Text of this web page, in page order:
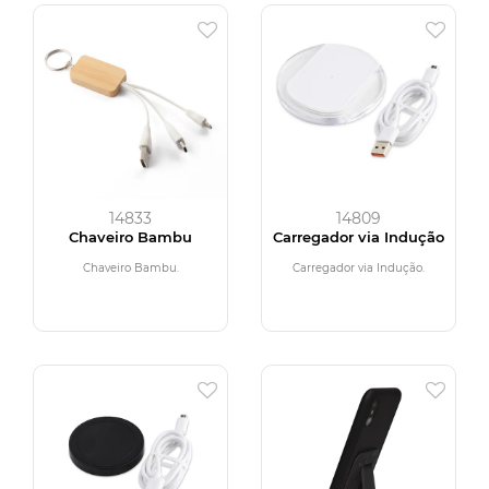
14833
Chaveiro Bambu
Chaveiro Bambu.
14809
Carregador via Indução
Carregador via Indução.